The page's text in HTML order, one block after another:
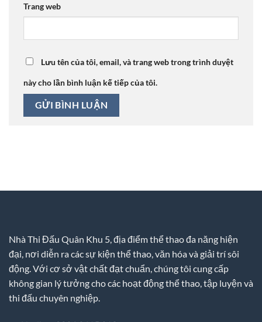
Trang web
Lưu tên của tôi, email, và trang web trong trình duyệt
này cho lần bình luận kế tiếp của tôi.
Nhà Thi Đấu Quân Khu 5, địa điểm thể thao đa năng hiện
đại, nơi diễn ra các sự kiện thể thao, văn hóa và giải trí sôi
động. Với cơ sở vật chất đạt chuẩn, chúng tôi cung cấp
không gian lý tưởng cho các hoạt động thể thao, tập luyện và
thi đấu chuyên nghiệp.